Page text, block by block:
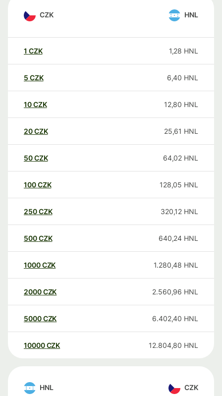
CZK HNL
1 CZK 1,28 HNL
5 CZK 6,40 HNL
10CZK 12,80 HNL
20CZK 25,61 HNL
50CZK 64,02 HNL
100CZK 128,05 HNL
250CZK 320,12 HNL
500CZK 640,24 HNL
1000CZK 1.280,48 HNL
2000CZK 2.560,96 HNL
5000CZK 6.402,40 HNL
10000 CZK 12.804,80 HNL
HNL CZK